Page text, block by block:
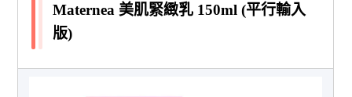
Maternea 美肌緊緻乳 150ml (平行輸入
版)